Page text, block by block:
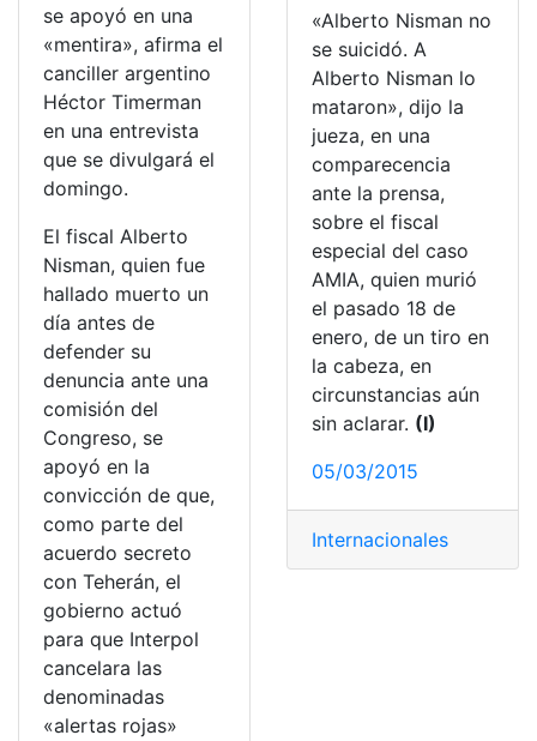
se apoyó en una
«mentira», afirma el
canciller argentino
Héctor Timerman
en una entrevista
que se divulgará el
domingo.
El fiscal Alberto
Nisman, quien fue
hallado muerto un
día antes de
defender su
denuncia ante una
comisión del
Congreso, se
apoyó en la
convicción de que,
como parte del
acuerdo secreto
con Teherán, el
gobierno actuó
para que Interpol
cancelara las
denominadas
«alertas rojas»
«Alberto Nisman no
se suicidó. A
Alberto Nisman lo
mataron», dijo la
jueza, en una
comparecencia
ante la prensa,
sobre el fiscal
especial del caso
AMIA, quien murió
el pasado 18 de
enero, de un tiro en
la cabeza, en
circunstancias aún
sin aclarar. (I)
05/03/2015
Internacionales